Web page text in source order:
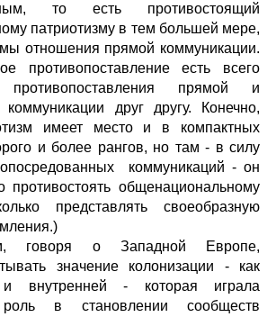
то есть противостоящий
патриотизму в тем большей мере,
отношения прямой коммуникации.
противопоставление есть всего
прямой и
коммуникации друг другу. Конечно,
имеет место и в компактных
и более рангов, но там - в силу
коммуникаций - он
противостоять общенациональному
представлять своеобразную
говоря о Западной Европе,
значение колонизации - как
внутренней - которая играла
роль в становлении сообществ